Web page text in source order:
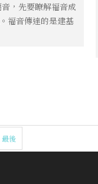
，先要瞭解福音成
福音傳達的是建基
最後